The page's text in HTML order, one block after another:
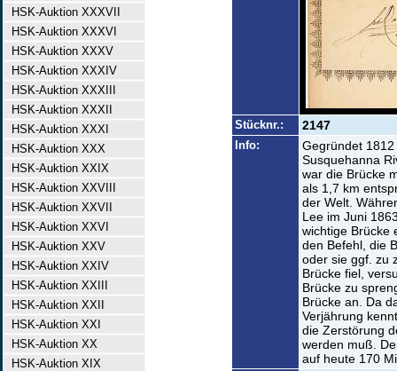
HSK-Auktion XXXVII
HSK-Auktion XXXVI
HSK-Auktion XXXV
HSK-Auktion XXXIV
HSK-Auktion XXXIII
HSK-Auktion XXXII
HSK-Auktion XXXI
HSK-Auktion XXX
HSK-Auktion XXIX
HSK-Auktion XXVIII
HSK-Auktion XXVII
HSK-Auktion XXVI
HSK-Auktion XXV
HSK-Auktion XXIV
HSK-Auktion XXIII
HSK-Auktion XXII
HSK-Auktion XXI
HSK-Auktion XX
HSK-Auktion XIX
Stücknr.: 2147
Info:
Gegründet
Susquehanna
war die Brücke
als 1,7 km
der Welt.
Lee im Juni
wichtige Brücke
den Befehl, die
oder sie ggf. zu
Brücke fiel,
Brücke zu
Brücke an. Da
Verjährung
die Zerstörung
werden muß.
auf heute 170